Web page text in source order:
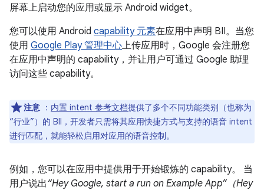
屏幕上启动您的应用或显示 Android widget。
您可以使用 Android capability 元素在应用中声明 BII。当您
使用 Google Play 管理中心上传应用时，Google 会注册您
在应用中声明的 capability，并让用户可通过 Google 助理
访问这些 capability。
注意 ： 内置 intent 参考文档提供了多个不同功能类别（也称为
“行业”）的 BII，开发者只需将其应用快捷方式与支持的语音 intent
进行匹配，就能轻松启用对应用的语音控制。
例如，您可以在应用中提供用于开始锻炼的 capability。 当
用户说出“Hey Google, start a run on Example App”（Hey